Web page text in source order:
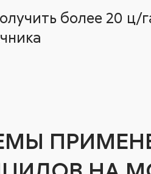
более 20 ц/